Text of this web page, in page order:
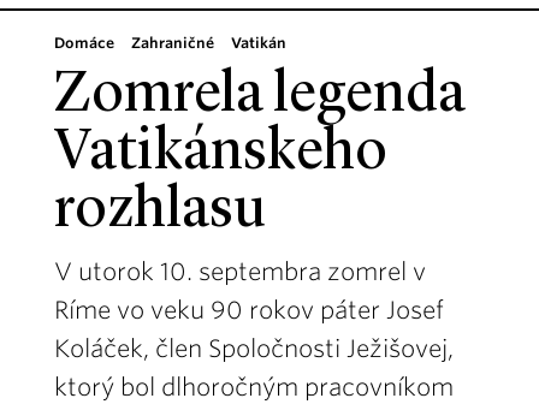
Domáce Zahraničné Vatikán
Zomrela legenda
Vatikánskeho
rozhlasu
V utorok 10. septembra zomrel v
Ríme vo veku 90 rokov páter Josef
Koláček, člen Spoločnosti Ježišovej,
ktorý bol dlhoročným pracovníkom